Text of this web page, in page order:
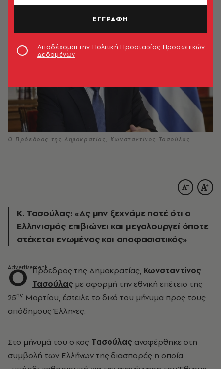
Ο Πρόεδρος της Δημοκρατίας, Κωνσταντίνος Τασούλας
Κ. Τασούλας: «Ας μην ξεχνάμε ποτέ ότι ο
Ελληνισμός επιβιώνει και μεγαλουργεί όποτε
στέκεται ενωμένος και αποφασιστικός»
Ο Πρόεδρος της Δημοκρατίας, Κωνσταντίνος
Τασούλας με αφορμή την εθνική επέτειο της
25ης Μαρτίου, έστειλε το δικό του μήνυμα προς τους
απόδημους Έλληνες.
Στο μήνυμά του ο κος Τασούλας αναφέρθηκε στη
συμβολή των Ελλήνων της διασποράς η οποία
ΕΓΓΡΑΦΗ
Αποδέχομαι την Πολιτική Προστασίας Προσωπικών
Δεδομένων